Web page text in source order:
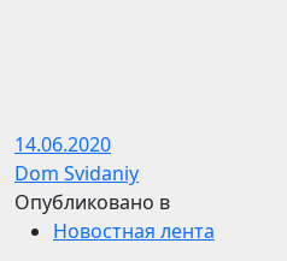
14.06.2020
Dom Svidaniy
Опубликовано в
Новостная лента